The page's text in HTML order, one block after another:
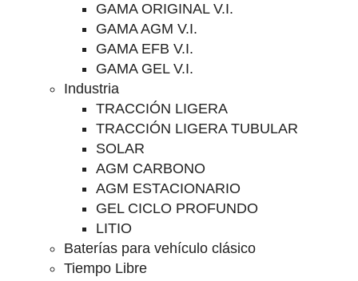
GAMA ORIGINAL V.I.
GAMA AGM V.I.
GAMA EFB V.I.
GAMA GEL V.I.
Industria
TRACCIÓN LIGERA
TRACCIÓN LIGERA TUBULAR
SOLAR
AGM CARBONO
AGM ESTACIONARIO
GEL CICLO PROFUNDO
LITIO
Baterías para vehículo clásico
Tiempo Libre